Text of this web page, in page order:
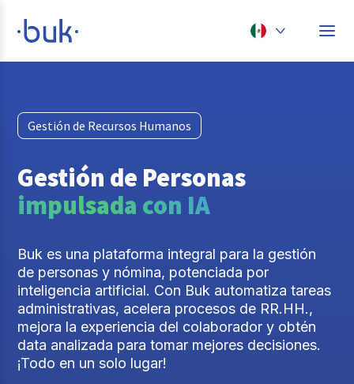
Perú
Brasil
Gestión de Recursos Humanos
Gestión de Personas
impulsada con IA
Buk es una plataforma integral para la gestión
de personas y nómina, potenciada por
inteligencia artificial. Con Buk automatiza tareas
administrativas, acelera procesos de RR.HH.,
mejora la experiencia del colaborador y obtén
data analizada para tomar mejores decisiones.
¡Todo en un solo lugar!